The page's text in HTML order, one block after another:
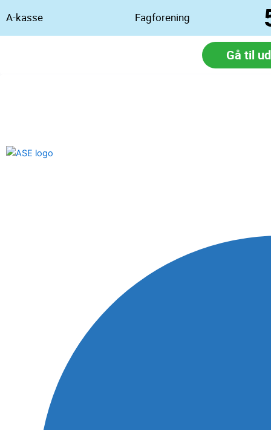
A-kasse Fagforening
Gå til